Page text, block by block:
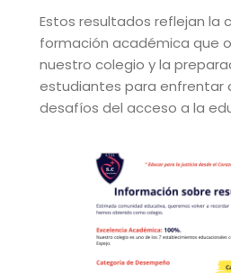
Estos resultados reflejan la
formación académica que
nuestro colegio y la
estudiantes para enfrentar
desafíos del acceso a la